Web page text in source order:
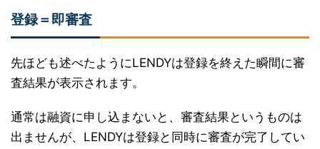
登録＝即審査
先ほども述べたようにLENDYは登録を終えた瞬間に審
査結果が表示されます。
通常は融資に申し込まないと、審査結果というものは
出ませんが、LENDYは登録と同時に審査が完了してい